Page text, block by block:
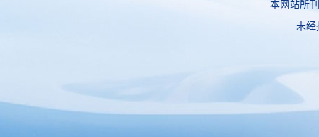
本网站所
未经